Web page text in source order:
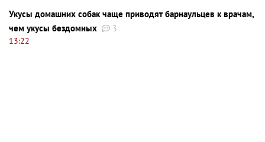
Укусы домашних собак чаще приводят барнаульцев к врачам,
чем укусы бездомных
3
13:22